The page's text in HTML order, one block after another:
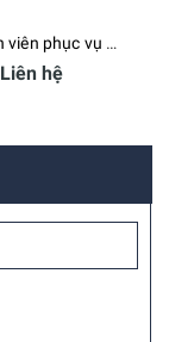
Áo nhân viên phục vụ nam nữ đen Bamboo Uniform
Liên hệ